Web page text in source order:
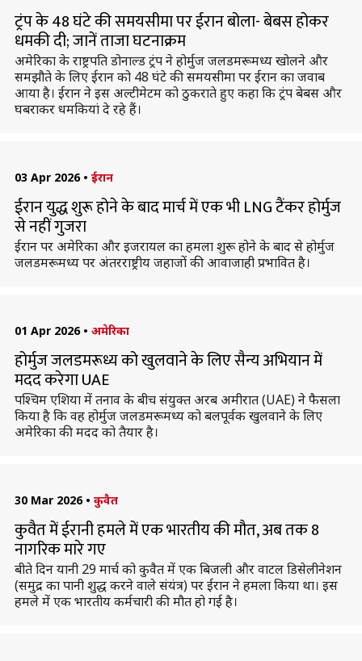
ट्रंप के 48 घंटे की समयसीमा पर ईरान बोला- बेबस होकर
धमकी दी; जानें ताजा घटनाक्रम
अमेरिका के राष्ट्रपति डोनाल्ड ट्रंप ने होर्मुज जलडमरूमध्य खोलने और
समझौते के लिए ईरान को 48 घंटे की समयसीमा पर ईरान का जवाब
आया है। ईरान ने इस अल्टीमेटम को ठुकराते हुए कहा कि ट्रंप बेबस और
घबराकर धमकियां दे रहे हैं।
03 Apr 2026 • ईरान
ईरान युद्ध शुरू होने के बाद मार्च में एक भी LNG टैंकर होर्मुज
से नहीं गुजरा
ईरान पर अमेरिका और इजरायल का हमला शुरू होने के बाद से होर्मुज
जलडमरूमध्य पर अंतरराष्ट्रीय जहाजों की आवाजाही प्रभावित है।
01 Apr 2026 • अमेरिका
होर्मुज जलडमरूध्य को खुलवाने के लिए सैन्य अभियान में
मदद करेगा UAE
पश्चिम एशिया में तनाव के बीच संयुक्त अरब अमीरात (UAE) ने फैसला
किया है कि वह होर्मुज जलडमरूमध्य को बलपूर्वक खुलवाने के लिए
अमेरिका की मदद को तैयार है।
30 Mar 2026 • कुवैत
कुवैत में ईरानी हमले में एक भारतीय की मौत, अब तक 8
नागरिक मारे गए
बीते दिन यानी 29 मार्च को कुवैत में एक बिजली और वाटल डिसेलीनेशन
(समुद्र का पानी शुद्ध करने वाले संयंत्र) पर ईरान ने हमला किया था। इस
हमले में एक भारतीय कर्मचारी की मौत हो गई है।